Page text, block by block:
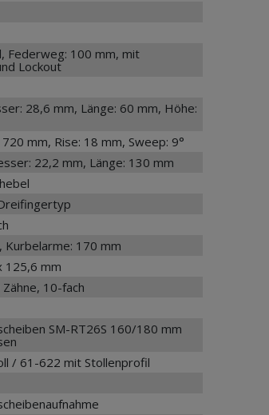
Federweg: 100 mm, mit
Lockout
28,6 mm, Länge: 60 mm, Höhe:
mm, Rise: 18 mm, Sweep: 9°
22,2 mm, Länge: 130 mm
Kurbelarme: 170 mm
125,6 mm
10-fach
SM-RT26S 160/180 mm
/ 61-622 mit Stollenprofil